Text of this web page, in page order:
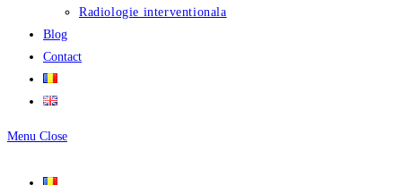
Radiologie interventionala
Blog
Contact
Menu Close